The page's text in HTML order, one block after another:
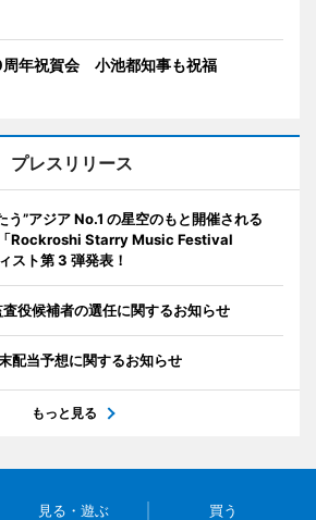
周年祝賀会 小池都知事も祝福
プレスリリース
う”アジア No.1 の星空のもと開催される
Rockroshi Starry Music Festival
スト第 3 弾発表！
役候補者の選任に関するお知らせ
当予想に関するお知らせ
もっと見る
見る・遊ぶ 買う